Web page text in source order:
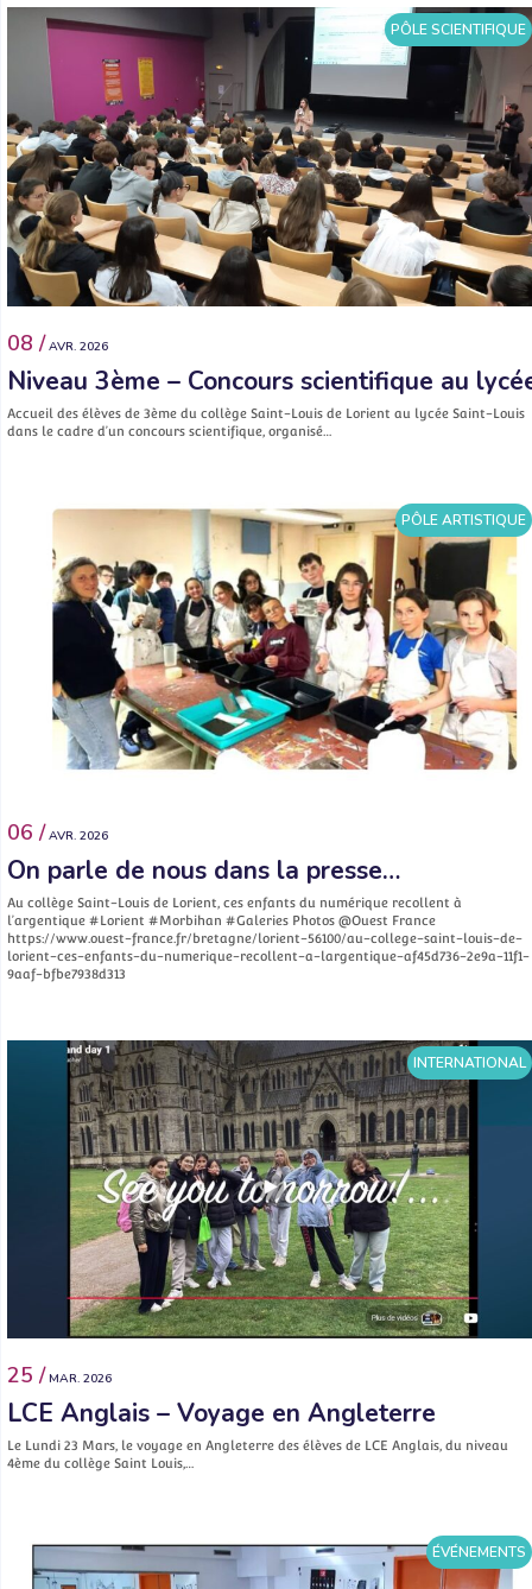
PÔLE SCIENTIFIQUE
08 / AVR. 2026
Niveau 3ème – Concours scientifique au
Accueil des élèves de 3ème du collège Saint-Louis de Lorient au lycée Saint-Louis
dans le cadre d’un concours scientifique, organisé…
PÔLE ARTISTIQUE
06 / AVR. 2026
On parle de nous dans la presse…
Au collège Saint-Louis de Lorient, ces enfants du numérique recollent à
l’argentique #Lorient #Morbihan #Galeries Photos @Ouest France
https://www.ouest-france.fr/bretagne/lorient-56100/au-college-saint-louis-de-
lorient-ces-enfants-du-numerique-recollent-a-largentique-af45d736-2e9a-11f1-
9aaf-bfbe7938d313
INTERNATIONAL
25 / MAR. 2026
LCE Anglais – Voyage en Angleterre
Le Lundi 23 Mars, le voyage en Angleterre des élèves de LCE Anglais, du niveau
4ème du collège Saint Louis,…
ÉVÉNEMENTS